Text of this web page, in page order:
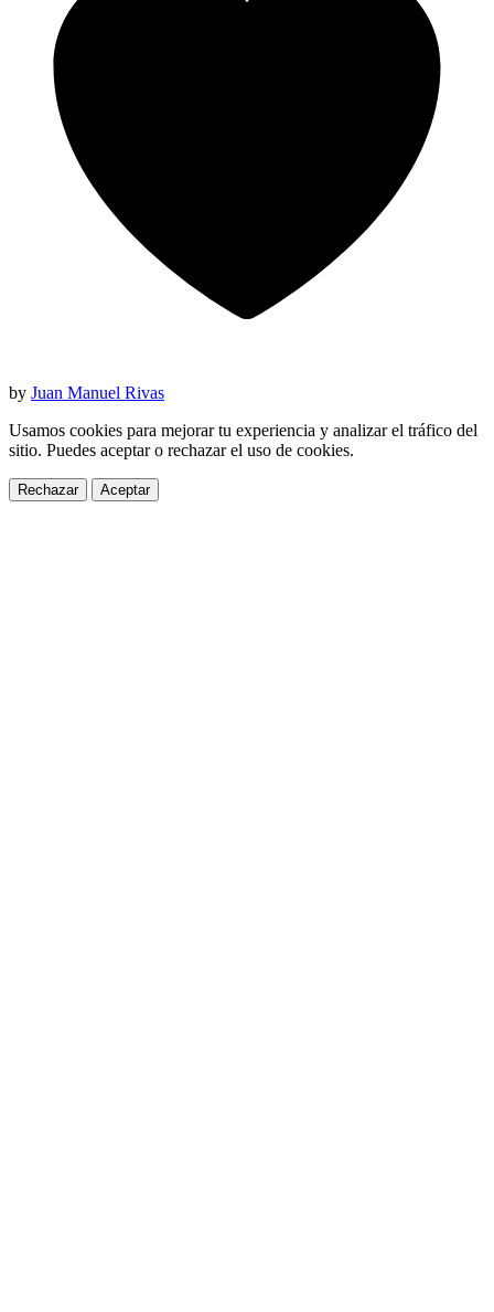
by Juan Manuel Rivas
Usamos cookies para mejorar tu experiencia y analizar el tráfico del
sitio. Puedes aceptar o rechazar el uso de cookies.
Rechazar Aceptar